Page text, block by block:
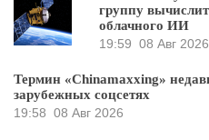
группу
облачного ИИ
19:59 08 Авг 2026
Термин «Chinamaxxing»
зарубежных соцсетях
19:58 08 Авг 2026